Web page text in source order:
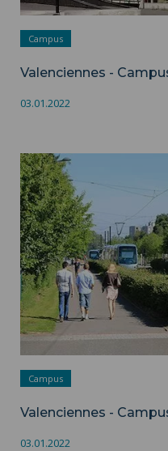
Campus
Valenciennes -
03.01.2022
Valenciennes - Campus de
Campus
Valenciennes -
03.01.2022